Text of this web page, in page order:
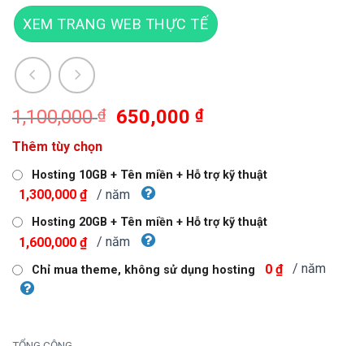
XEM TRANG WEB THỰC TẾ
1,100,000₫
Giá
1,100,000 ₫.
650,000₫Giá
là:
Thêm tùy chọn
Hosting 10GB + Tên miền + Hỗ trợ kỹ thuật
1,300,000 ₫ / năm
Hosting 20GB + Tên miền + Hỗ trợ kỹ thuật
1,600,000 ₫ / năm
Chỉ mua theme, không sử dụng hosting 0 ₫ / năm